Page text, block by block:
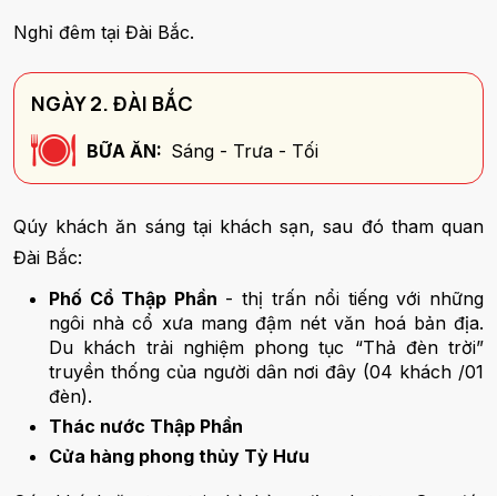
Nghỉ đêm tại Đài Bắc.
NGÀY 2. ĐÀI BẮC
BỮA ĂN: Sáng - Trưa - Tối
Qúy khách ăn sáng tại khách sạn, sau đó tham quan
Đài Bắc:
Phố Cổ Thập Phần - thị trấn nổi tiếng với những
ngôi nhà cổ xưa mang đậm nét văn hoá bản địa.
Du khách trải nghiệm phong tục “Thả đèn trời”
truyền thống của người dân nơi đây (04 khách /01
đèn).
Thác nước Thập Phần
Cửa hàng phong thủy Tỳ Hưu